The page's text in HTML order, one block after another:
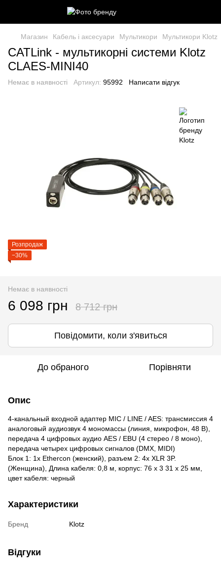
Магазин Кабель і аксесуари Мультикори Мультикори Klotz
CATLink - мультикорні системи Klotz
CLAES-MINI40
Немає в наявності Артикул: 95992 Написати відгук
Розпродаж
−30%
Немає в наявності
6 098 грн 8 712 грн
Повідомити, коли з'явиться
До обраного Порівняти
Опис
4-канальный входной адаптер MIC / LINE / AES: трансмиссия 4
аналоговый аудиозвук 4 мономассы (линия, микрофон, 48 В),
передача 4 цифровых аудио AES / EBU (4 стерео / 8 моно),
передача четырех цифровых сигналов (DMX, MIDI)
Блок 1: 1x Ethercon (женский), разъем 2: 4x XLR 3P.
(Женщина), Длина кабеля: 0,8 м, корпус: 76 х 3 31 х 25 мм,
цвет кабеля: черный
Характеристики
Бренд Klotz
Відгуки